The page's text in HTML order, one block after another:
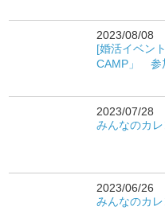
2023/08/08
[婚活イベン
CAMP」 参
2023/07/28
みんなのカ
2023/06/26
みんなのカ